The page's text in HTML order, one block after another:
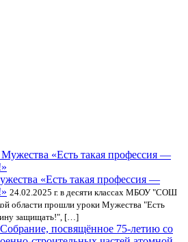
«Есть такая профессия —
24.02.2025 г. в десяти классах МБОУ "СОШ
области прошли уроки Мужества "Есть
защищать!", […]